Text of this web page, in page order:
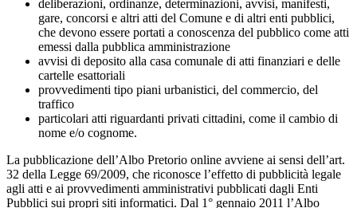
deliberazioni, ordinanze, determinazioni, avvisi, manifesti,
gare, concorsi e altri atti del Comune e di altri enti pubblici,
che devono essere portati a conoscenza del pubblico come atti
emessi dalla pubblica amministrazione
avvisi di deposito alla casa comunale di atti finanziari e delle
cartelle esattoriali
provvedimenti tipo piani urbanistici, del commercio, del
traffico
particolari atti riguardanti privati cittadini, come il cambio di
nome e/o cognome.
La pubblicazione dell’Albo Pretorio online avviene ai sensi dell’art.
32 della Legge 69/2009, che riconosce l’effetto di pubblicità legale
agli atti e ai provvedimenti amministrativi pubblicati dagli Enti
Pubblici sui propri siti informatici. Dal 1° gennaio 2011 l’Albo